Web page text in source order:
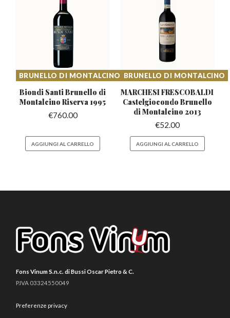
BRUNELLO DI MONTALCINO
Biondi Santi Brunello di
Montalcino Riserva 1995
€760.00
AGGIUNGI AL CARRELLO
BRUNELLO DI MONTALCINO
MARCHESI FRESCOBALDI
Castelgiocondo Brunello
di Montalcino 2013
€52.00
AGGIUNGI AL CARRELLO
Fons Vinum S.n.c. di Bussi Oscar Pietro & C.
P.IVA 03324550049
Preferenze privacy